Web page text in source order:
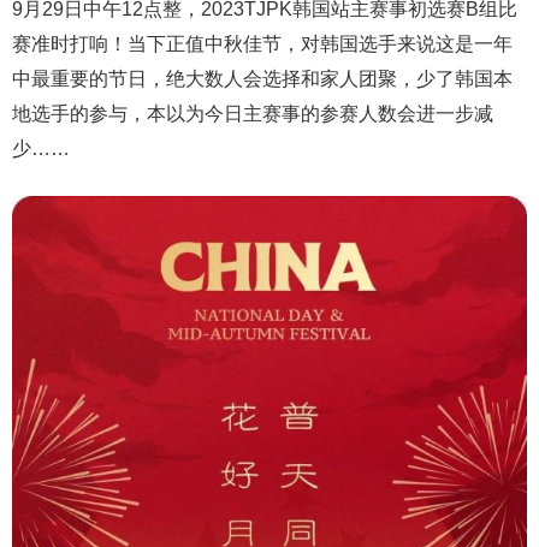
9月29日中午12点整，2023TJPK韩国站主赛事初选赛B组比
赛准时打响！当下正值中秋佳节，对韩国选手来说这是一年
中最重要的节日，绝大数人会选择和家人团聚，少了韩国本
地选手的参与，本以为今日主赛事的参赛人数会进一步减
少……